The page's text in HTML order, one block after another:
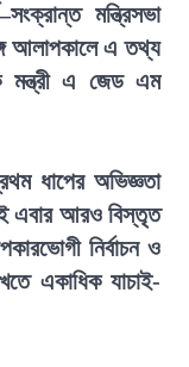
মন্ত্রিসভা
আলাপকালে এ তথ্য
মন্ত্রী এ জেড এম
ধাপের অভিজ্ঞতা
এবার আরও বিস্তৃত
নির্বাচন ও
একাধিক যাচাই-